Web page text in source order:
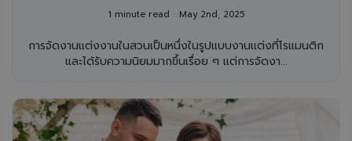
1 minute read May 2nd, 2025
การจัดงานแต่งงานในสวนเป็นหนึ่งในรูปแบบงานแต่งที่โรแมนติก
และได้รับความนิยมมากขึ้นเรื่อย ๆ แต่การจัดงา...